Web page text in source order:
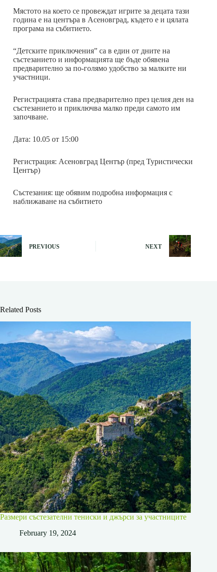
Мястото на което се провеждат игрите за децата тази
година е на центъра в Асеновград, където е и цялата
програма на събитието.
“Детските приключения” са в един от дните на
състезанието и информацията ще бъде обявена
предварително за по-голямо удобство за малките ни
участници.
Регистрацията става предварително през целия ден на
състезанието и приключва малко преди самото им
започване.
Дата: 10.05 от 15:00
Регистрация: Асеновград Център (пред Туристически
Център)
Състезания: ще обявим подробна информация с
наближаване на събитието
PREVIOUS NEXT
Related Posts
Размери състезателни тениски и джърси за участниците
February 19, 2024